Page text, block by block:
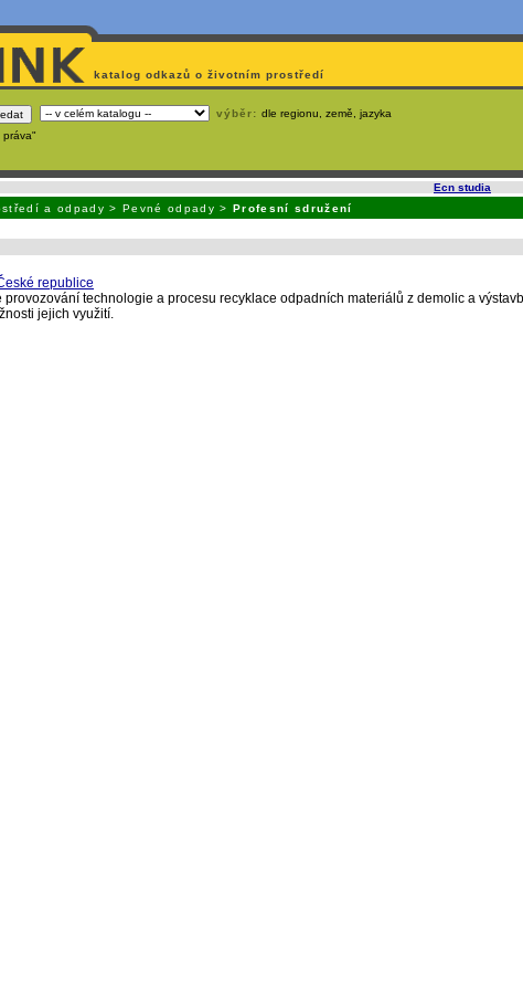
katalog odkazů o životním prostředí
výběr: dle regionu, země, jazyka
práva"
Ecn studia
a odpady >Pevné odpady >Profesní sdružení
republice
technologie a procesu recyklace odpadních materiálů z demolic a
jejich využití.